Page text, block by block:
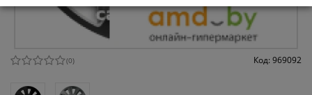
(0) Код: 969092